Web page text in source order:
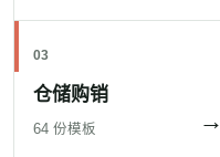
03
仓储购销
64 份模板 →